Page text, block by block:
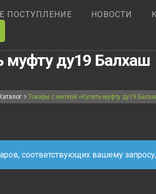
ПОСТУПЛЕНИЕ НОВОСТИ
муфту ду19 Балхаш
Каталог Товары с меткой «Купить муфту ду19
соответствующих вашему